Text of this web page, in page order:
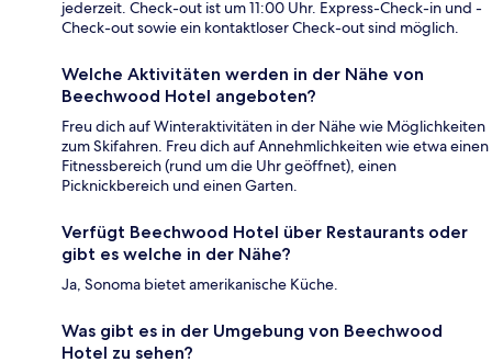
jederzeit. Check-out ist um 11:00 Uhr. Express-Check-in und -
Check-out sowie ein kontaktloser Check-out sind möglich.
Welche Aktivitäten werden in der Nähe von
Beechwood Hotel angeboten?
Freu dich auf Winteraktivitäten in der Nähe wie Möglichkeiten
zum Skifahren. Freu dich auf Annehmlichkeiten wie etwa einen
Fitnessbereich (rund um die Uhr geöffnet), einen
Picknickbereich und einen Garten.
Verfügt Beechwood Hotel über Restaurants oder
gibt es welche in der Nähe?
Ja, Sonoma bietet amerikanische Küche.
Was gibt es in der Umgebung von Beechwood
Hotel zu sehen?